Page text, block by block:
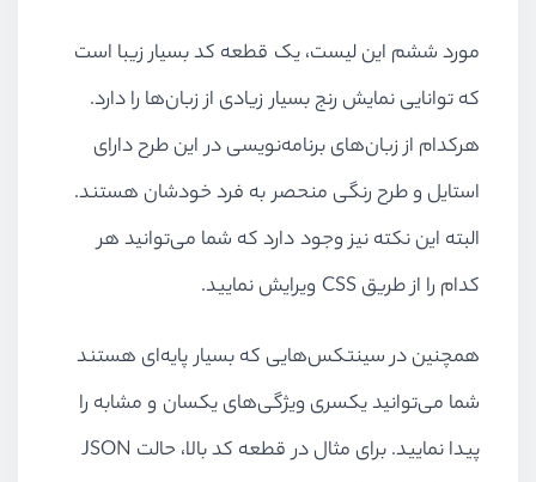
مورد ششم این لیست، یک قطعه کد بسیار زیبا است
که توانایی نمایش رنج بسیار زیادی از زبان‌ها را دارد.
هرکدام از زبان‌های برنامه‌نویسی در این طرح دارای
استایل و طرح رنگی منحصر به فرد خودشان هستند.
البته این نکته نیز وجود دارد که شما می‌توانید هر
کدام را از طریق CSS ویرایش نمایید.
همچنین در سینتکس‌هایی که بسیار پایه‌ای هستند
شما می‌توانید یکسری ویژگی‌های یکسان و مشابه را
پیدا نمایید. برای مثال در قطعه کد بالا، حالت JSON